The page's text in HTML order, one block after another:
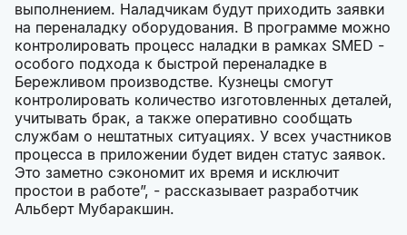
выполнением. Наладчикам будут приходить заявки
на переналадку оборудования. В программе можно
контролировать процесс наладки в рамках SMED -
особого подхода к быстрой переналадке в
Бережливом производстве. Кузнецы смогут
контролировать количество изготовленных деталей,
учитывать брак, а также оперативно сообщать
службам о нештатных ситуациях. У всех участников
процесса в приложении будет виден статус заявок.
Это заметно сэкономит их время и исключит
простои в работе”, - рассказывает разработчик
Альберт Мубаракшин.